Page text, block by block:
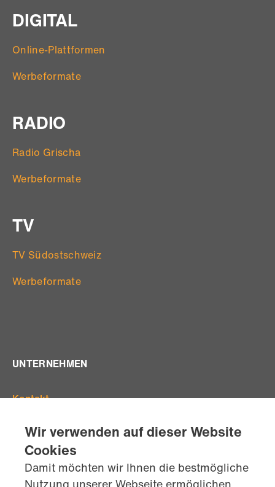
DIGITAL
Online-Plattformen
Werbeformate
RADIO
Radio Grischa
Werbeformate
TV
TV Südostschweiz
Werbeformate
UNTERNEHMEN
Kontakt
Standorte
Team
AGB's
Wir verwenden auf dieser Website
Cookies
Damit möchten wir Ihnen die bestmögliche